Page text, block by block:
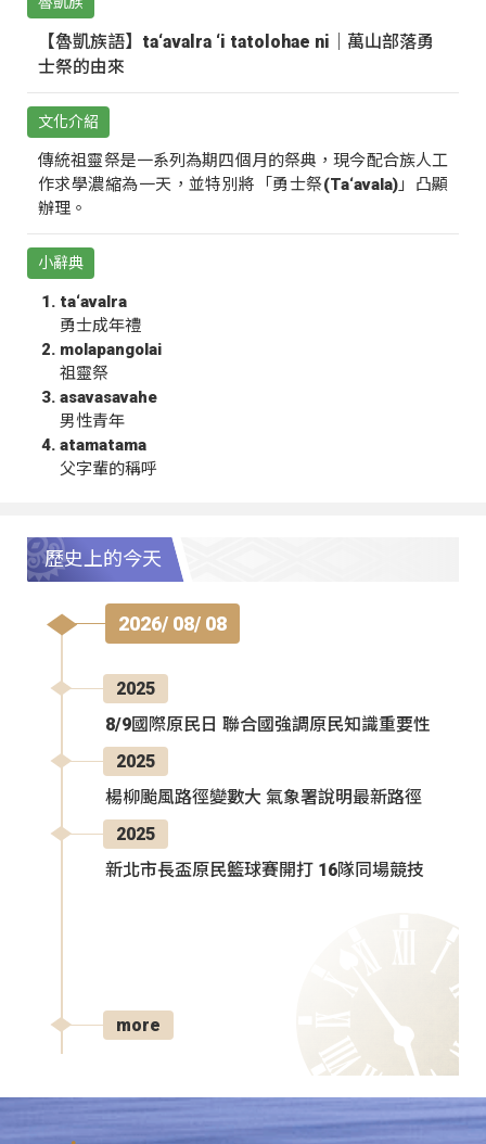
【魯凱族語】ta‘avalra ‘i tatolohae ni｜萬山部落勇
士祭的由來
文化介紹
傳統祖靈祭是一系列為期四個月的祭典，現今配合族人工
作求學濃縮為一天，並特別將「勇士祭(Ta‘avala)」凸顯
辦理。
小辭典
ta‘avalra
勇士成年禮
molapangolai
祖靈祭
asavasavahe
男性青年
atamatama
父字輩的稱呼
歷史上的今天
2026/ 08/ 08
2025
8/9國際原民日 聯合國強調原民知識重要性
2025
楊柳颱風路徑變數大 氣象署說明最新路徑
2025
新北市長盃原民籃球賽開打 16隊同場競技
more